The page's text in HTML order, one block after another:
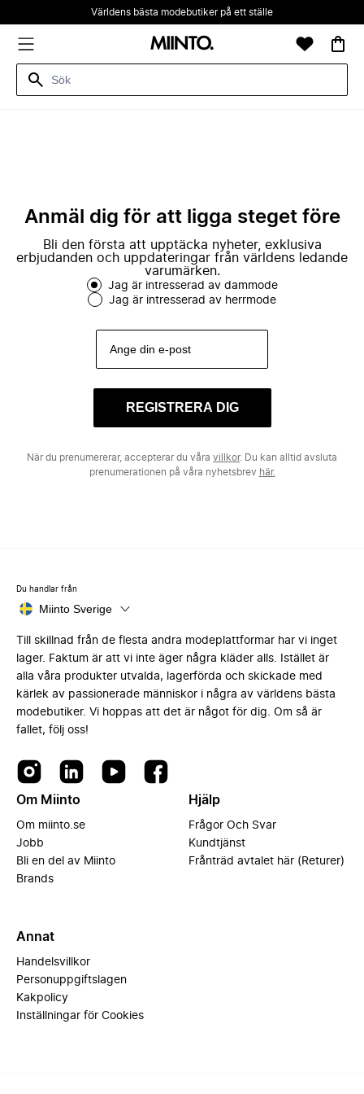
Världens bästa modebutiker på ett ställe
Anmäl dig för att ligga steget före
Bli den första att upptäcka nyheter, exklusiva
erbjudanden och uppdateringar från världens ledande
varumärken.
Jag är intresserad av dammode
Jag är intresserad av herrmode
REGISTRERA DIG
När du prenumererar, accepterar du våra villkor. Du kan alltid avsluta
prenumerationen på våra nyhetsbrev här.
Du handlar från
Miinto Sverige
Till skillnad från de flesta andra modeplattformar har vi inget
lager. Faktum är att vi inte äger några kläder alls. Istället är
alla våra produkter utvalda, lagerförda och skickade med
kärlek av passionerade människor i några av världens bästa
modebutiker. Vi hoppas att det är något för dig. Om så är
fallet, följ oss!
Om Miinto
Om miinto.se
Jobb
Bli en del av Miinto
Brands
Hjälp
Frågor Och Svar
Kundtjänst
Frånträd avtalet här (Returer)
Annat
Handelsvillkor
Personuppgiftslagen
Kakpolicy
Inställningar för Cookies